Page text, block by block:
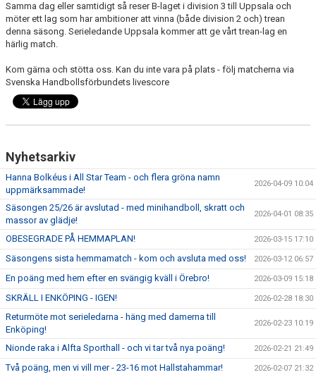
Samma dag eller samtidigt så reser B-laget i division 3 till Uppsala och
möter ett lag som har ambitioner att vinna (både division 2 och) trean
denna säsong. Serieledande Uppsala kommer att ge vårt trean-lag en
härlig match.
Kom gärna och stötta oss. Kan du inte vara på plats - följ matcherna via
Svenska Handbollsförbundets livescore
Nyhetsarkiv
Hanna Bolkéus i All Star Team - och flera gröna namn
uppmärksammade!
2026-04-09 10:04
Säsongen 25/26 är avslutad - med minihandboll, skratt och
massor av glädje!
2026-04-01 08:35
OBESEGRADE PÅ HEMMAPLAN! 2026-03-15 17:10
Säsongens sista hemmamatch - kom och avsluta med oss! 2026-03-12 06:57
En poäng med hem efter en svängig kväll i Örebro! 2026-03-09 15:18
SKRÄLL I ENKÖPING - IGEN! 2026-02-28 18:30
Returmöte mot serieledarna - häng med damerna till
Enköping!
2026-02-23 10:19
Nionde raka i Alfta Sporthall - och vi tar två nya poäng! 2026-02-21 21:49
Två poäng, men vi vill mer - 23-16 mot Hallstahammar! 2026-02-07 21:32